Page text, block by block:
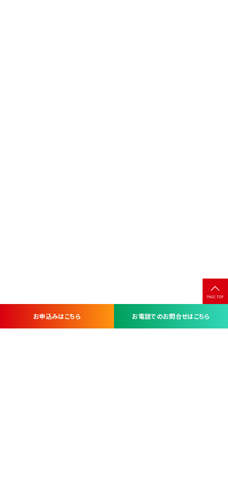
お申込みはこちら お電話でのお問合せはこちら